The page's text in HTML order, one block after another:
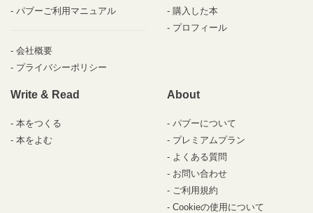
パブーご利用マニュアル
会社概要
プライバシーポリシー
購入した本
プロフィール
Write & Read
本をつくる
本をよむ
About
パブーについて
プレミアムプラン
よくある質問
お問い合わせ
ご利用規約
Cookieの使用について